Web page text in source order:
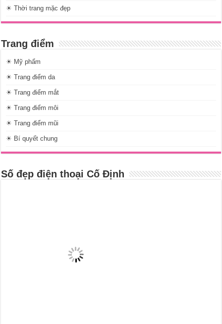
☀ Thời trang mặc đẹp
Trang điểm
☀ Mỹ phẩm
☀ Trang điểm da
☀ Trang điểm mắt
☀ Trang điểm môi
☀ Trang điểm mũi
☀ Bí quyết chung
Số đẹp điện thoại Cố Định